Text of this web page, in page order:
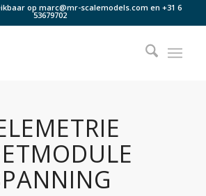
op marc@mr-scalemodels.com en +31 6
53679702